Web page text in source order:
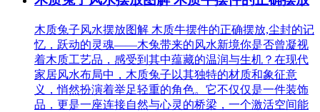
木质兔子风水摆放图解 木质牛摆件的正确摆放,尘封的记
忆，跃动的灵魂——木兔带来的风水新境你是否曾凝视
着木质工艺品，感受到其中蕴藏的温润与生机？在现代
家居风水布局中，木质兔子以其独特的材质和象征意
义，悄然扮演着举足轻重的角色。它不仅仅是一件装饰
品，更是一座连接自然与心灵的桥梁，一个激活空间能